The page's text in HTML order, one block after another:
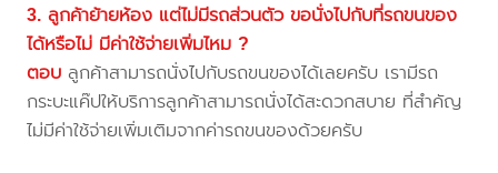
3. ลูกค้าย้ายห้อง แต่ไม่มีรถส่วนตัว ขอนั่งไปกับที่รถขนของ
ได้หรือไม่ มีค่าใช้จ่ายเพิ่มไหม ?
ตอบ ลูกค้าสามารถนั่งไปกับรถขนของได้เลยครับ เรามีรถ
กระบะแค๊ปให้บริการลูกค้าสามารถนั่งได้สะดวกสบาย ที่สำคัญ
ไม่มีค่าใช้จ่ายเพิ่มเติมจากค่ารถขนของด้วยครับ